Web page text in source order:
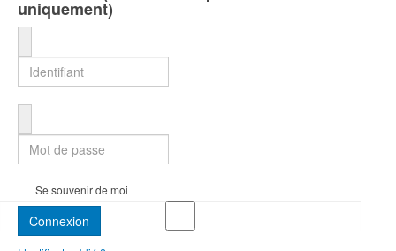
uniquement)
Se souvenir de moi
Connexion